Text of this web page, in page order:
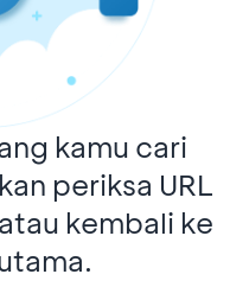
kamu cari
periksa URL
kembali ke